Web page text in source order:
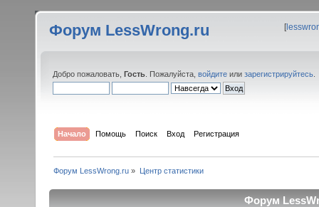
Форум LessWrong.ru [
Добро пожаловать, Гость . Пожалуйста, войдите или зарегистрируйтесь
Начало Помощь Поиск Вход Регистрация
Форум LessWrong.ru » Центр статистики
Форум